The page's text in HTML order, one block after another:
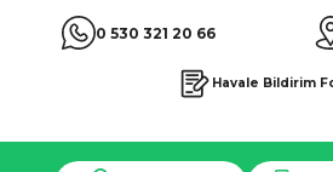
0 530 321 20 66
Havale Bildirim